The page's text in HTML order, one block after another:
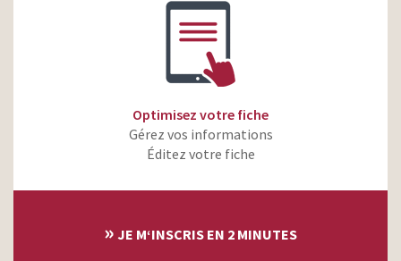
étalonneur
étalonneur
SOS Homophobie – À nos étalonneur
Optimisez votre fiche
Gérez vos informations
Éditez votre fiche
» JE M‘INSCRIS EN 2 MINUTES